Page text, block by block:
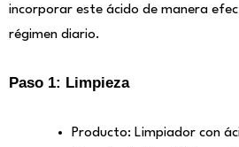
incorporar este ácido de manera
régimen diario.
Paso 1: Limpieza
Producto: Limpiador con